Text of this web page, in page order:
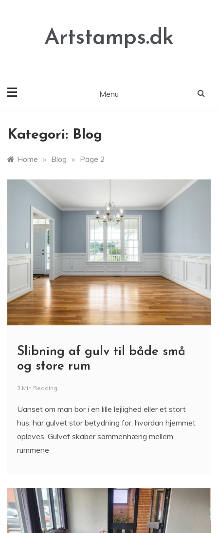
Artstamps.dk
Menu
Kategori: Blog
Home » Blog » Page 2
Slibning af gulv til både små
og store rum
3 Min Reading
Uanset om man bor i en lille lejlighed eller et stort
hus, har gulvet stor betydning for, hvordan hjemmet
opleves. Gulvet skaber sammenhæng mellem
rummene